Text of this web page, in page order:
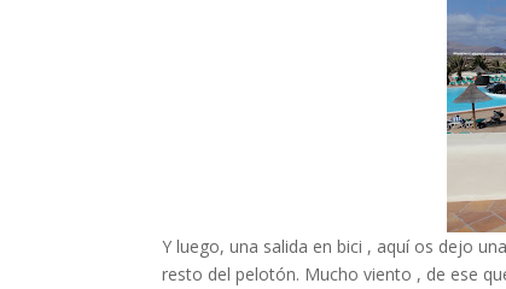
Y luego, una salida en bici , aquí os dejo
resto del pelotón. Mucho viento , de ese